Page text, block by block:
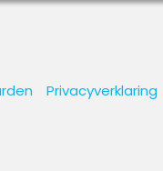
Privacyverklaring